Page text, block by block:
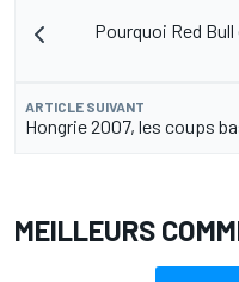
Pourquoi Red
ARTICLE SUIVANT
Hongrie 2007, les coups
MEILLEURS